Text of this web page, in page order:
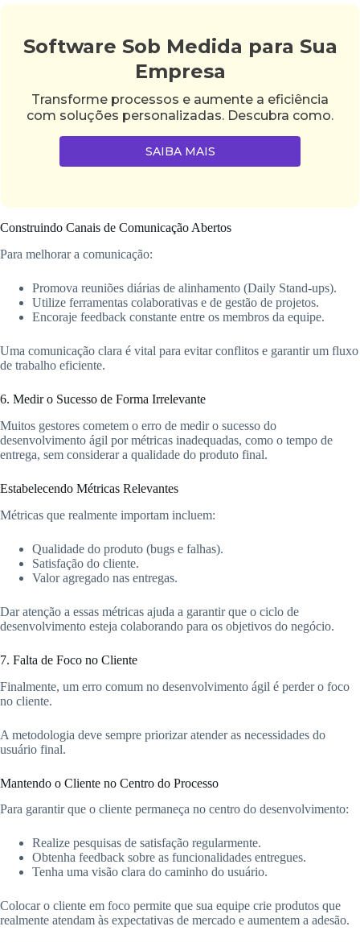
Software Sob Medida para Sua
Empresa
Transforme processos e aumente a eficiência
com soluções personalizadas. Descubra como.
SAIBA MAIS
Construindo Canais de Comunicação Abertos
Para melhorar a comunicação:
Promova reuniões diárias de alinhamento (Daily Stand-ups).
Utilize ferramentas colaborativas e de gestão de projetos.
Encoraje feedback constante entre os membros da equipe.
Uma comunicação clara é vital para evitar conflitos e garantir um fluxo
de trabalho eficiente.
6. Medir o Sucesso de Forma Irrelevante
Muitos gestores cometem o erro de medir o sucesso do
desenvolvimento ágil por métricas inadequadas, como o tempo de
entrega, sem considerar a qualidade do produto final.
Estabelecendo Métricas Relevantes
Métricas que realmente importam incluem:
Qualidade do produto (bugs e falhas).
Satisfação do cliente.
Valor agregado nas entregas.
Dar atenção a essas métricas ajuda a garantir que o ciclo de
desenvolvimento esteja colaborando para os objetivos do negócio.
7. Falta de Foco no Cliente
Finalmente, um erro comum no desenvolvimento ágil é perder o foco
no cliente.
A metodologia deve sempre priorizar atender as necessidades do
usuário final.
Mantendo o Cliente no Centro do Processo
Para garantir que o cliente permaneça no centro do desenvolvimento:
Realize pesquisas de satisfação regularmente.
Obtenha feedback sobre as funcionalidades entregues.
Tenha uma visão clara do caminho do usuário.
Colocar o cliente em foco permite que sua equipe crie produtos que
realmente atendam às expectativas de mercado e aumentem a adesão.